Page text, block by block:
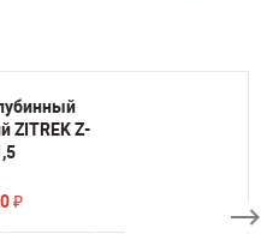
ZITREK Z-
₽